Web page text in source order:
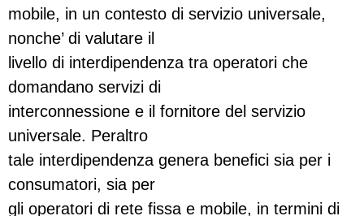
mobile, in un contesto di servizio universale,
nonche’ di valutare il
livello di interdipendenza tra operatori che
domandano servizi di
interconnessione e il fornitore del servizio
universale. Peraltro
tale interdipendenza genera benefici sia per i
consumatori, sia per
gli operatori di rete fissa e mobile, in termini di